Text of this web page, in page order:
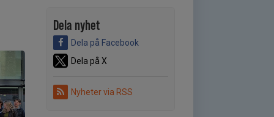
Dela nyhet
Dela på Facebook
Dela på X
Nyheter via RSS